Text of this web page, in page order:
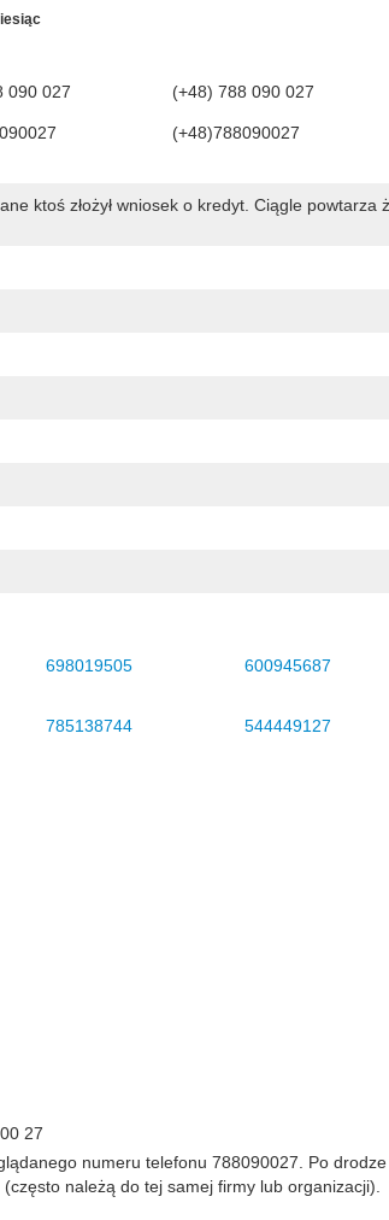
090 027 (+48) 788 090 027
(+48)788090027
ktoś złożył wniosek o kredyt. Ciągle powtarza
698019505 600945687
785138744 544449127
27
numeru telefonu 788090027. Po
należą do tej samej firmy lub organizacji).